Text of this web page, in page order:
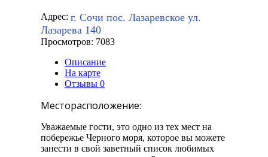
Адрес: г. Сочи пос. Лазаревское ул.
Лазарева 140
Просмотров: 7083
Описание
На карте
Отзывы 0
Месторасположение:
Уважаемые гости, это одно из тех мест на
побережье Черного моря, которое вы можете
занести в свой заветный список любимых